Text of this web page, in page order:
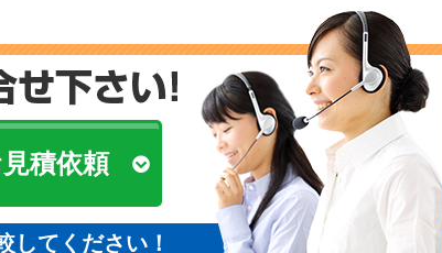
積依頼
してください！